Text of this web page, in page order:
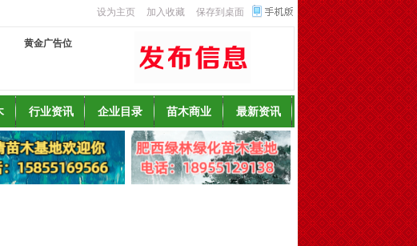
设为主页 加入收藏 保存到桌面
黄金广告位
行业资讯 企业目录 苗木商业 最新资讯